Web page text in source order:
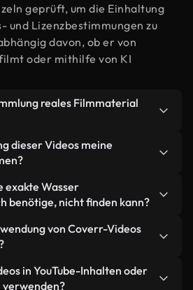
geprüft, um die Einhaltung
und Lizenzbestimmungen zu
davon, ob er von
oder mithilfe von KI
reales Filmmaterial
um eine Hybridbibliothek
aufgenommenen
Jedes Video ist eindeutig
immer wissen, was Sie
dieser Videos meine
optimierten Versionen
schlanke, webfähige Formate,
Qualität hoch, während
minimiert und
verbessert werden.
exakte Wasser
benötige, nicht finden kann?
erstellen Sie im
Video. Beschreiben Sie
– und das Studio generiert
von Coverr-Videos
ist nicht erforderlich. Alle
sind lizenzfrei
in YouTube-Inhalten oder
verwenden?